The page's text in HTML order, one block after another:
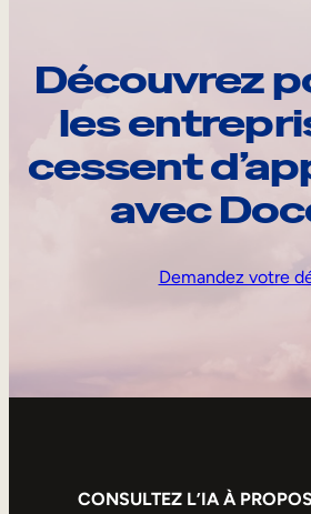
Découvrez
les
cessent
avec
Demandez votre
CONSULTEZ L’IA À